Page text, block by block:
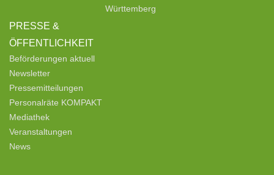
PRESSE &
ÖFFENTLICHKEIT
Beförderungen aktuell
Newsletter
Pressemitteilungen
Personalräte KOMPAKT
Mediathek
Veranstaltungen
News
Württemberg